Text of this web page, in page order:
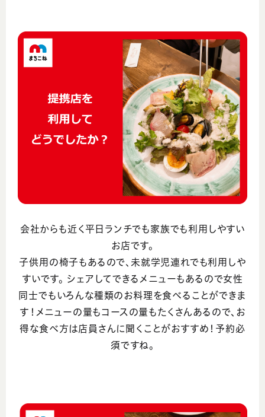
会社からも近く平日ランチでも家族でも利用しやすい
お店です。
子供用の椅子もあるので、未就学児連れでも利用しや
すいです。 シェアしてできるメニューもあるので女性
同士でもいろんな種類のお料理を食べることができま
す！メニューの量もコースの量もたくさんあるので、お
得な食べ方は店員さんに聞くことがおすすめ！予約必
須ですね。